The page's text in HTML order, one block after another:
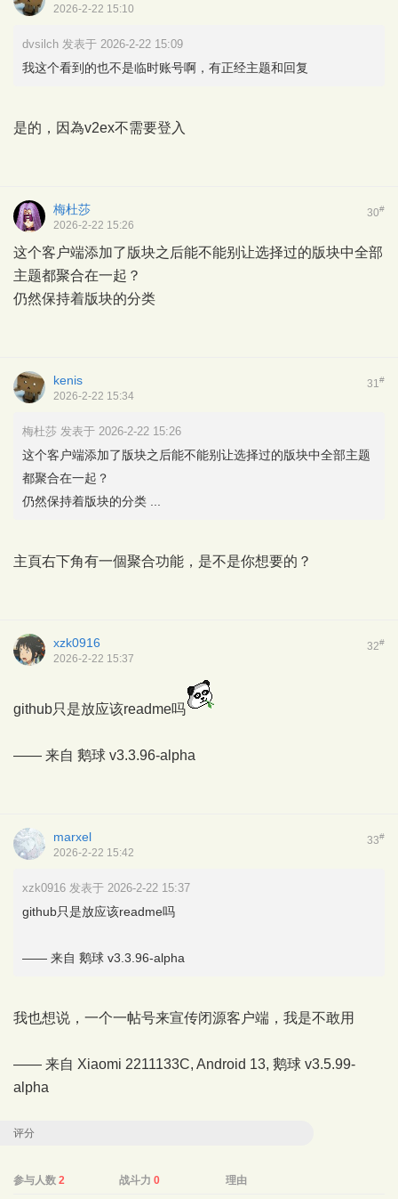
2026-2-22 15:10
dvsilch 发表于 2026-2-22 15:09
我这个看到的也不是临时账号啊，有正经主题和回复
是的，因為v2ex不需要登入
30#
梅杜莎
2026-2-22 15:26
这个客户端添加了版块之后能不能别让选择过的版块中全部
主题都聚合在一起？
仍然保持着版块的分类
31 #
kenis
2026-2-22 15:34
梅杜莎 发表于 2026-2-22 15:26
这个客户端添加了版块之后能不能别让选择过的版块中全部主题
都聚合在一起？
仍然保持着版块的分类 ...
主頁右下角有一個聚合功能，是不是你想要的？
32#
xzk0916
2026-2-22 15:37
github只是放应该readme吗
—— 来自 鹅球 v3.3.96-alpha
33#
marxel
2026-2-22 15:42
xzk0916 发表于 2026-2-22 15:37
github只是放应该readme吗
—— 来自 鹅球 v3.3.96-alpha
我也想说，一个一帖号来宣传闭源客户端，我是不敢用
—— 来自 Xiaomi 2211133C, Android 13, 鹅球 v3.5.99-
alpha
评分
参与人数 2 战斗力0 理由